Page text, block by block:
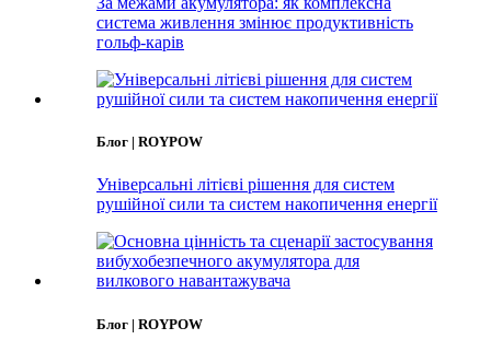
система живлення змінює продуктивність
гольф-карів
Блог | ROYPOW
Універсальні літієві рішення для систем
рушійної сили та систем накопичення енергії
Блог | ROYPOW